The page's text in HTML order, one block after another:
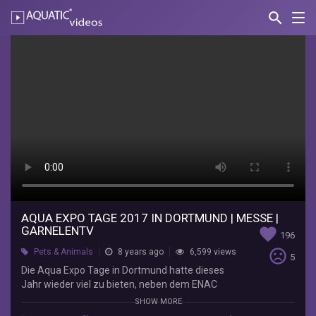
search
AQUATIC-
Dortmund
|
Messe
GarnelenTv
AQUA EXPO TAGE 2017 IN DORTMUND | MESSE |
GARNELENTV
favorite 196
sentiment_very_dissatisfied 5
Pets & Animals 8 years ago 6,599 views
Die Aqua Expo Tage in Dortmund hatte dieses
Jahr wieder viel zu bieten, neben dem ENAC
aquascapingCompetition) auch
SHOW MORE